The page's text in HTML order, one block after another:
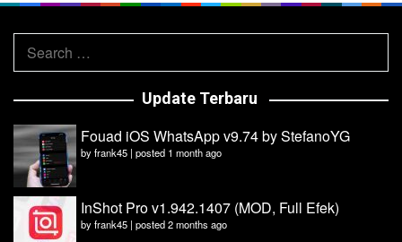
Search
for:
Update Terbaru
Fouad iOS WhatsApp v9.74 by StefanoYG
byfrank45 | posted 1 month ago
InShot Pro v1.942.1407 (MOD, Full Efek)
byfrank45 | posted 2 months ago